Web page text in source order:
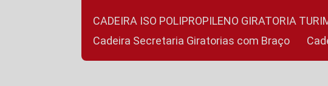
CADEIRA ISO POLIPROPILENO GIRATORIA
Cadeira Secretaria Giratorias com Braço